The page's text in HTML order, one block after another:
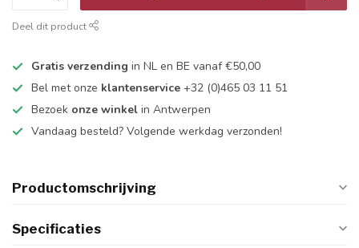
Deel dit product
Gratis verzending in NL en BE vanaf €50,00
Bel met onze klantenservice +32 (0)465 03 11 51
Bezoek onze winkel in Antwerpen
Vandaag besteld? Volgende werkdag verzonden!
Productomschrijving
Specificaties